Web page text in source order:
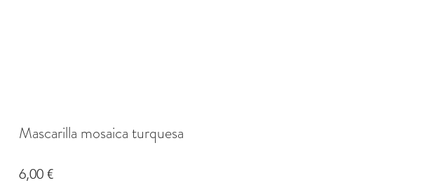
Mascarilla mosaica turquesa
6,00 €Precio